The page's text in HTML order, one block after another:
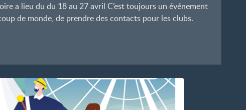
a lieu du du 18 au 27 avril C’est toujours un événement
de monde, de prendre des contacts pour les clubs.